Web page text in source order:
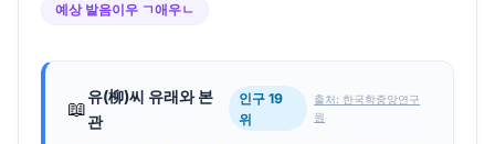
예상 발음이우 ㄱ애우ㄴ
📖
유(柳)씨 유래와 본
관
인구 19
위
출처: 한국학중앙연구
원